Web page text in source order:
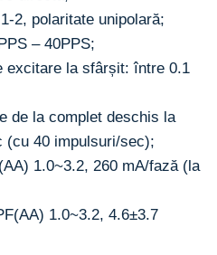
2, polaritate unipolară;
– 40PPS;
excitare la sfârșit: între 0.1
de la complet deschis la
(cu 40 impulsuri/sec);
1.0~3.2, 260 mA/fază (la
1.0~3.2, 4.6±3.7